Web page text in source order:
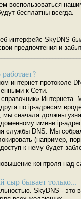
воспользоваться
бесплатны всегда.
интерфейс SkyDNS
предпочтения и
интернет-протоколе
к Сети.
по ip-адресам
мы сначала должны
имени ip-
службы DNS. Мы
(например,
к нему будет
контроля над
сыр бывает только...
SkyDNS - это